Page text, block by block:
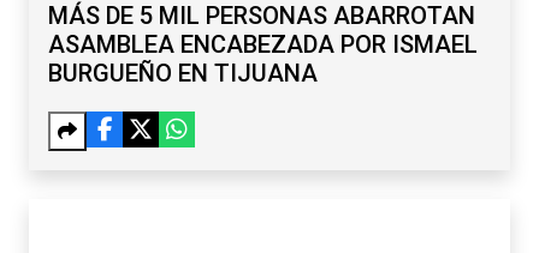
MÁS DE 5 MIL PERSONAS ABARROTAN
ASAMBLEA ENCABEZADA POR ISMAEL
BURGUEÑO EN TIJUANA